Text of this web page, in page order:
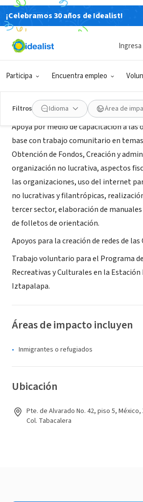
¡Celebramos 30 años de Idealist!
Participa Encuentra empleo
Ingresa
Filtros Idioma Área de
ORGANIZACIÓN SIN FIN DE LUCRO
Fundación Murrieta,
Acerca de
Apoya por medio de capacitación a las
base con trabajo comunitario en
Obtención de Fondos, Creación y
organización no lucrativa, aspectos
las organizaciones, uso del internet
no lucrativas y filantrópicas,
tercer sector, elaboración de
de folletos de orientación.
Apoyos para la creación de redes de las
Trabajo voluntario para el Programa
Recreativas y Culturales en la
Iztapalapa.
Áreas de impacto incluyen
Inmigrantes o refugiados
Ubicación
Pte. de Alvarado No. 42, piso 5, México,
Col. Tabacalera